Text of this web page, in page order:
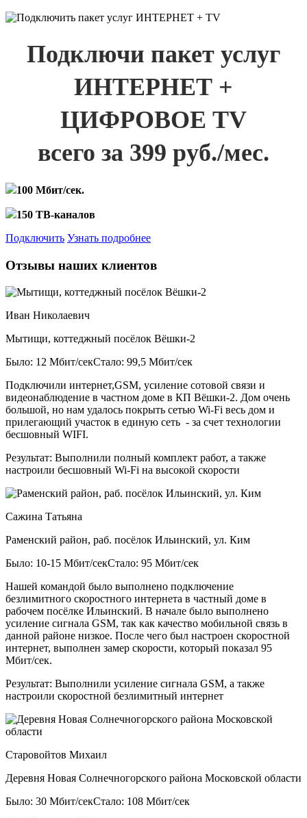
Подключи пакет услуг
ИНТЕРНЕТ +
ЦИФРОВОЕ TV
всего за 399 руб./мес.
100 Мбит/сек.
150 ТВ-каналов
Подключить Узнать подробнее
Отзывы наших клиентов
Иван Николаевич
Мытищи, коттеджный посёлок Вёшки-2
Было: 12 Мбит/секСтало: 99,5 Мбит/сек
Подключили интернет,GSM, усиление сотовой связи и
видеонаблюдение в частном доме в КП Вёшки-2. Дом очень
большой, но нам удалось покрыть сетью Wi-Fi весь дом и
прилегающий участок в единую сеть - за счет технологии
бесшовный WIFI.
Результат: Выполнили полный комплект работ, а также
настроили бесшовный Wi-Fi на высокой скорости
Сажина Татьяна
Раменский район, раб. посёлок Ильинский, ул. Ким
Было: 10-15 Мбит/секСтало: 95 Мбит/сек
Нашей командой было выполнено подключение
безлимитного скоростного интернета в частный доме в
рабочем посёлке Ильинский. В начале было выполнено
усиление сигнала GSM, так как качество мобильной связь в
данной районе низкое. После чего был настроен скоростной
интернет, выполнен замер скорости, который показал 95
Мбит/сек.
Результат: Выполнили усиление сигнала GSM, а также
настроили скоростной безлимитный интернет
Старовойтов Михаил
Деревня Новая Солнечногорского района Московской области
Было: 30 Мбит/секСтало: 108 Мбит/сек